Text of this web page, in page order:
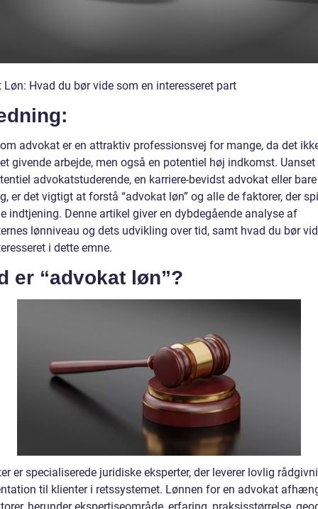
Løn: Hvad du bør vide som en interesseret part
advokat er en attraktiv professionsvej for mange, da det
givende arbejde, men også en potentiel høj indkomst.
advokatstuderende, en karriere-bevidst advokat eller bare
er det vigtigt at forstå “advokat løn” og alle de faktorer, der
indtjening. Denne artikel giver en dybdegående analyse af
lønniveau og dets udvikling over tid, samt hvad du bør
i dette emne.
er “advokat løn”?
er specialiserede juridiske eksperter, der leverer lovlig
til klienter i retssystemet. Lønnen for en advokat